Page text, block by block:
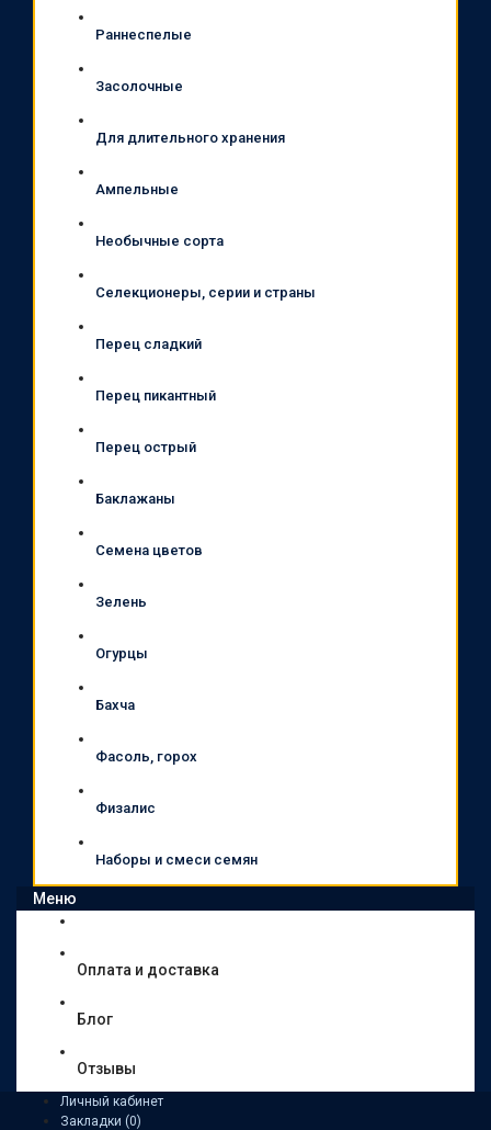
Раннеспелые
Засолочные
Для длительного хранения
Ампельные
Необычные сорта
Селекционеры, серии и страны
Перец сладкий
Перец пикантный
Перец острый
Баклажаны
Семена цветов
Зелень
Огурцы
Бахча
Фасоль, горох
Физалис
Наборы и смеси семян
Меню
Оплата и доставка
Блог
Отзывы
Личный кабинет
Закладки (0)